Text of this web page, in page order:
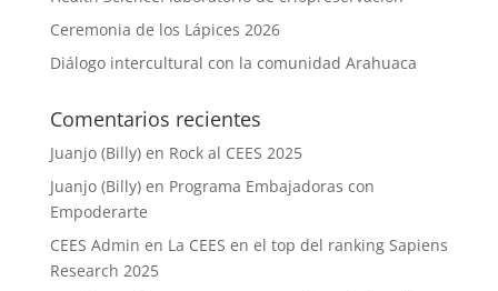
Ceremonia de los Lápices 2026
Diálogo intercultural con la comunidad Arahuaca
Comentarios recientes
Juanjo (Billy)en Rock al CEES 2025
Juanjo (Billy)en Programa Embajadoras con
Empoderarte
CEES Admin en La CEES en el top del ranking Sapiens
Research 2025